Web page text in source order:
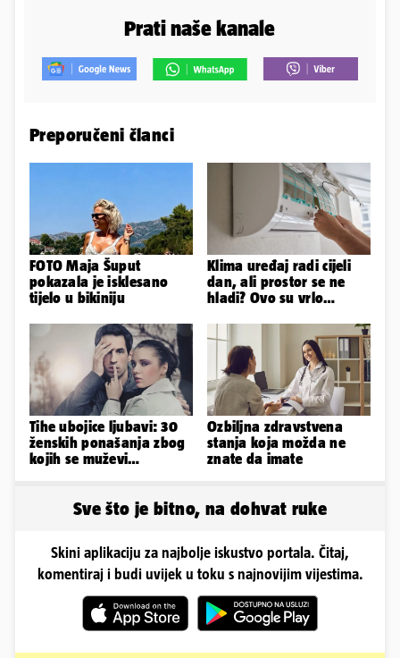
Prati naše kanale
Preporučeni članci
FOTO Maja Šuput
pokazala je isklesano
tijelo u bikiniju
Klima uređaj radi cijeli
dan, ali prostor se ne
hladi? Ovo su vrlo
Tihe ubojice ljubavi: 30
ženskih ponašanja zbog
kojih se muževi
Ozbiljna zdravstvena
stanja koja možda ne
znate da imate
Sve što je bitno, na dohvat ruke
Skini aplikaciju za najbolje iskustvo portala. Čitaj,
komentiraj i budi uvijek u toku s najnovijim vijestima.